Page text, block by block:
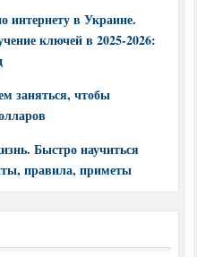
интернету в Украине.
ключей в 2025-2026:
заняться, чтобы
Быстро научиться
правила, приметы